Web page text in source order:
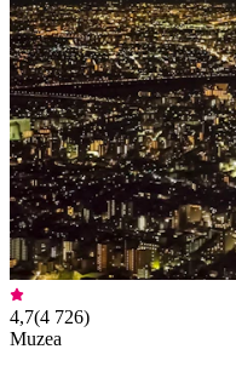
4,7(4 726)
Muzea